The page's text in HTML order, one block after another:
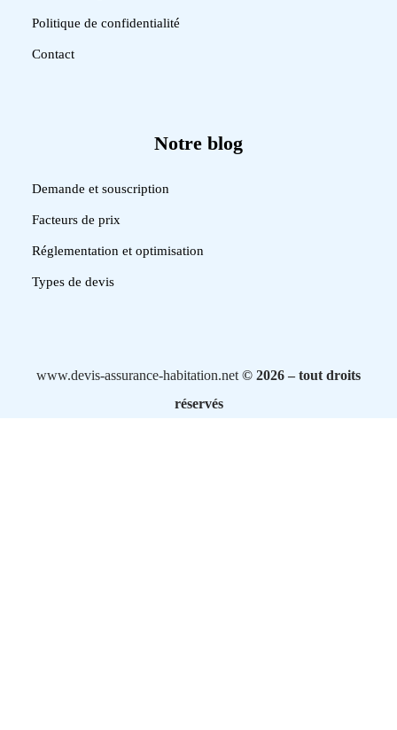
Politique de confidentialité
Contact
Notre blog
Demande et souscription
Facteurs de prix
Réglementation et optimisation
Types de devis
www.devis-assurance-habitation.net© 2026 – tout droits
réservés